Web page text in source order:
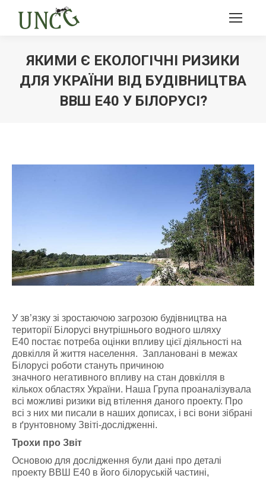
ЯКИМИ Є ЕКОЛОГІЧНІ РИЗИКИ
ДЛЯ УКРАЇНИ ВІД БУДІВНИЦТВА
ВВШ Е40 У БІЛОРУСІ?
У зв’язку зі зростаючою загрозою будівництва на
території Білорусі внутрішнього водного шляху
Е40 постає потреба оцінки впливу цієї діяльності на
довкілля й життя населення. Заплановані в межах
Білорусі роботи стануть причиною
значного негативного впливу на стан довкілля в
кількох областях України. Наша Група проаналізувала
всі можливі ризики від втілення даного проекту. Про
всі з них ми писали в наших дописах, і всі вони зібрані
в ґрунтовному Звіті-дослідженні.
Трохи про Звіт
Основою для дослідження були дані про деталі
проекту ВВШ Е40 в його білоруській частині,